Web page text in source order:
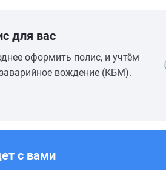
для вас
оформить полис, и учтём
вождение (КБМ).
с вами